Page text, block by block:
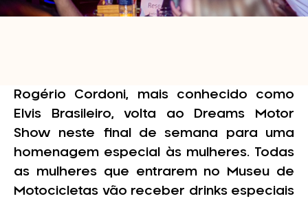
Rogério Cordoni, mais conhecido como
Elvis Brasileiro, volta ao Dreams Motor
Show neste final de semana para uma
homenagem especial às mulheres. Todas
as mulheres que entrarem no Museu de
Motocicletas vão receber drinks especiais